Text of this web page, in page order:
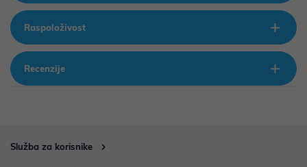
Raspoloživost
Recenzije
Služba za korisnike